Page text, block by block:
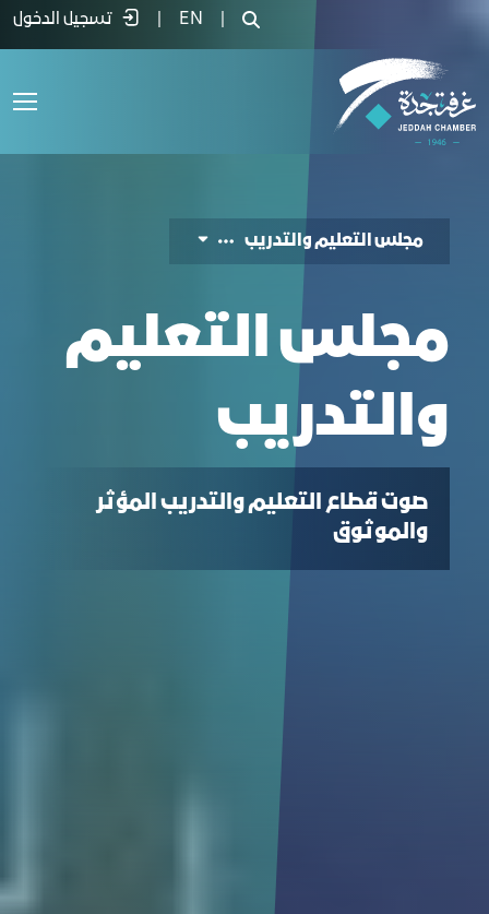
مجلس التعليم والتدريب - غرفة جدة
EN تسجيل الدخول
مجلس التعليم والتدريب
مجلس التعليم
والتدريب
صوت قطاع التعليم والتدريب المؤثر
والموثوق